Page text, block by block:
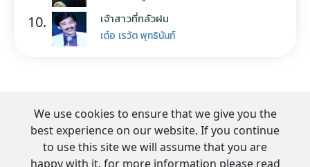
10. เจ้าสาวที่กลัวฝน
เต๋อ เรวัต พุทธินันท์
We use cookies to ensure that we give you the
best experience on our website. If you continue
to use this site we will assume that you are
happy with it. for more information please read